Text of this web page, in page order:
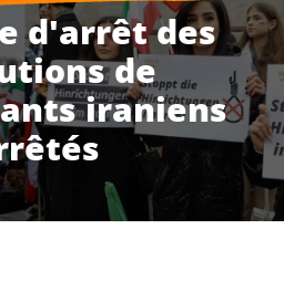
d'arrêt des
de
iraniens